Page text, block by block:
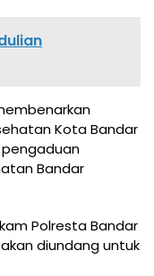
Kota Bandar
Bandar
Polresta Bandar
diundang untuk